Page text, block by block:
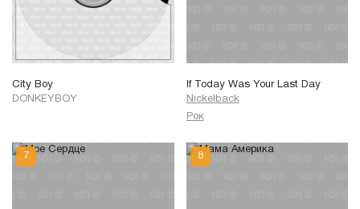
City Boy
DONKEYBOY
If Today Was Your Last Day
Nickelback
Рок